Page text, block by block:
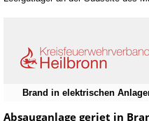
Brand in elektrischen
Absauganlage geriet in